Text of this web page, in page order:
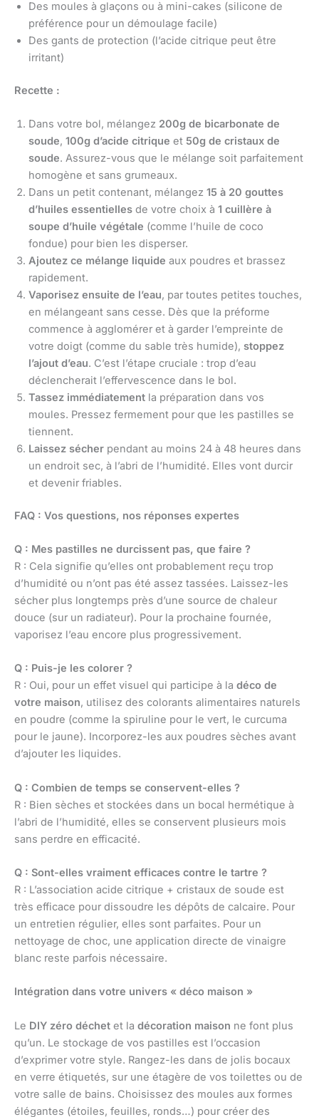
Des moules à glaçons ou à mini-cakes (silicone de
préférence pour un démoulage facile)
Des gants de protection (l’acide citrique peut être
irritant)
Recette :
Dans votre bol, mélangez 200g de bicarbonate de
soude, 100g d’acide citrique et 50g de cristaux de
soude. Assurez-vous que le mélange soit parfaitement
homogène et sans grumeaux.
Dans un petit contenant, mélangez 15 à 20 gouttes
d’huiles essentielles de votre choix à 1 cuillère à
soupe d’huile végétale (comme l’huile de coco
fondue) pour bien les disperser.
Ajoutez ce mélange liquide aux poudres et brassez
rapidement.
Vaporisez ensuite de l’eau, par toutes petites touches,
en mélangeant sans cesse. Dès que la préforme
commence à agglomérer et à garder l’empreinte de
votre doigt (comme du sable très humide), stoppez
l’ajout d’eau. C’est l’étape cruciale : trop d’eau
déclencherait l’effervescence dans le bol.
Tassez immédiatement la préparation dans vos
moules. Pressez fermement pour que les pastilles se
tiennent.
Laissez sécher pendant au moins 24 à 48 heures dans
un endroit sec, à l’abri de l’humidité. Elles vont durcir
et devenir friables.
FAQ : Vos questions, nos réponses expertes
Q : Mes pastilles ne durcissent pas, que faire ?
R : Cela signifie qu’elles ont probablement reçu trop
d’humidité ou n’ont pas été assez tassées. Laissez-les
sécher plus longtemps près d’une source de chaleur
douce (sur un radiateur). Pour la prochaine fournée,
vaporisez l’eau encore plus progressivement.
Q : Puis-je les colorer ?
R : Oui, pour un effet visuel qui participe à la déco de
votre maison, utilisez des colorants alimentaires naturels
en poudre (comme la spiruline pour le vert, le curcuma
pour le jaune). Incorporez-les aux poudres sèches avant
d’ajouter les liquides.
Q : Combien de temps se conservent-elles ?
R : Bien sèches et stockées dans un bocal hermétique à
l’abri de l’humidité, elles se conservent plusieurs mois
sans perdre en efficacité.
Q : Sont-elles vraiment efficaces contre le tartre ?
R : L’association acide citrique + cristaux de soude est
très efficace pour dissoudre les dépôts de calcaire. Pour
un entretien régulier, elles sont parfaites. Pour un
nettoyage de choc, une application directe de vinaigre
blanc reste parfois nécessaire.
Intégration dans votre univers « déco maison »
Le DIY zéro déchet et la décoration maison ne font plus
qu’un. Le stockage de vos pastilles est l’occasion
d’exprimer votre style. Rangez-les dans de jolis bocaux
en verre étiquetés, sur une étagère de vos toilettes ou de
votre salle de bains. Choisissez des moules aux formes
élégantes (étoiles, feuilles, ronds…) pour créer des